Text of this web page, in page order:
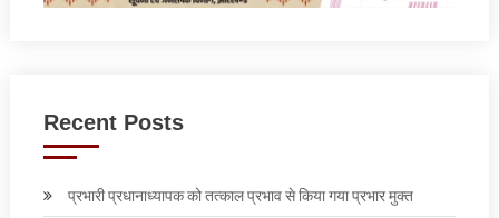
Recent Posts
प्रभारी प्रधानाध्यापक को तत्काल प्रभाव से किया गया प्रभार मुक्त